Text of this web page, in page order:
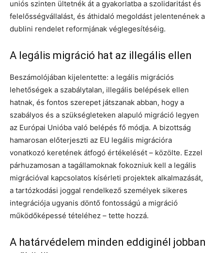
uniós szinten ültetnék át a gyakorlatba a szolidaritást és
felelősségvállalást, és áthidaló megoldást jelentenének a
dublini rendelet reformjának véglegesítéséig.
A legális migráció hat az illegális ellen
Beszámolójában kijelentette: a legális migrációs
lehetőségek a szabálytalan, illegális belépések ellen
hatnak, és fontos szerepet játszanak abban, hogy a
szabályos és a szükségleteken alapuló migráció legyen
az Európai Unióba való belépés fő módja. A bizottság
hamarosan előterjeszti az EU legális migrációra
vonatkozó keretének átfogó értékelését – közölte. Ezzel
párhuzamosan a tagállamoknak fokozniuk kell a legális
migrációval kapcsolatos kísérleti projektek alkalmazását,
a tartózkodási joggal rendelkező személyek sikeres
integrációja ugyanis döntő fontosságú a migráció
működőképessé tételéhez – tette hozzá.
A határvédelem minden eddiginél jobban